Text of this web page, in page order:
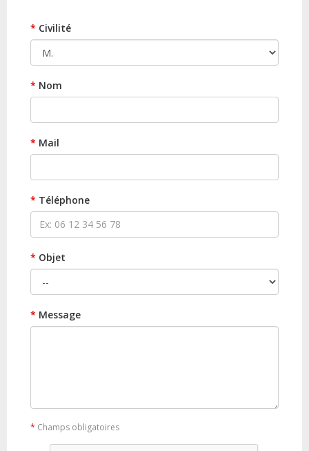
* Civilité
* Nom
* Mail
* Téléphone
* Objet
* Message
* Champs obligatoires